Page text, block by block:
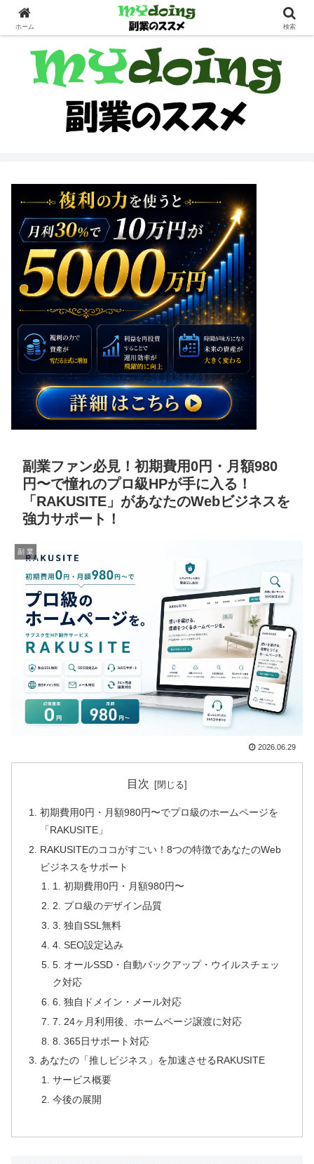
副業界隈
副業ファン必見！初期費用0円・月額980
円〜で憧れのプロ級HPが手に入る！
「RAKUSITE」があなたのWebビジネスを
強力サポート！
副 業
2026.06.29
目次
初期費用0円・月額980円〜でプロ級のホームページを
「RAKUSITE」
RAKUSITEのココがすごい！8つの特徴であなたのWeb
ビジネスをサポート
1. 初期費用0円・月額980円〜
2. プロ級のデザイン品質
3. 独自SSL無料
4. SEO設定込み
5. オールSSD・自動バックアップ・ウイルスチェッ
ク対応
6. 独自ドメイン・メール対応
7. 24ヶ月利用後、ホームページ譲渡に対応
8. 365日サポート対応
あなたの「推しビジネス」を加速させるRAKUSITE
サービス概要
今後の展開
ホーム 検索